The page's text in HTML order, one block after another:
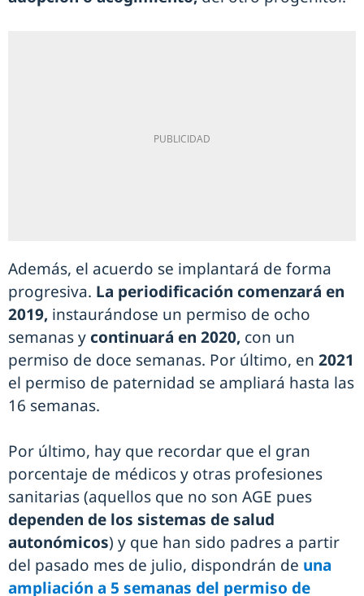
Además, el acuerdo se implantará de forma
progresiva. La periodificación comenzará en
2019, instaurándose un permiso de ocho
semanas y continuará en 2020, con un
permiso de doce semanas. Por último, en 2021
el permiso de paternidad se ampliará hasta las
16 semanas.
Por último, hay que recordar que el gran
porcentaje de médicos y otras profesiones
sanitarias (aquellos que no son AGE pues
dependen de los sistemas de salud
autonómicos) y que han sido padres a partir
del pasado mes de julio, dispondrán de una
ampliación a 5 semanas del permiso de